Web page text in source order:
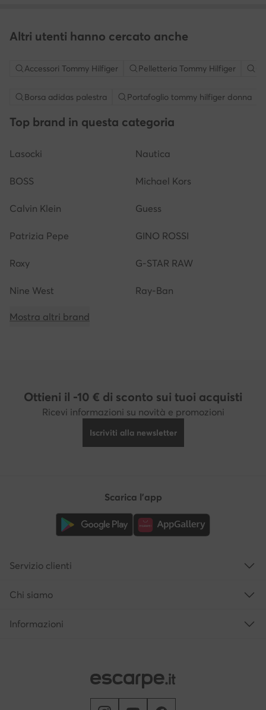
Altri utenti hanno cercato anche
Accessori Tommy Hilfiger Pelletteria Tommy Hilfiger
Borsa adidas palestra Portafoglio tommy hilfiger donna
Top brand in questa categoria
Lasocki Nautica
BOSS Michael Kors
Calvin Klein Guess
Patrizia Pepe GINO ROSSI
Roxy G-STAR RAW
Nine West Ray-Ban
Mostra altri brand
Ottieni il -10 € di sconto sui tuoi acquisti
Ricevi informazioni su novità e promozioni
Iscriviti alla newsletter
Scarica l'app
Servizio clienti
Chi siamo
Informazioni